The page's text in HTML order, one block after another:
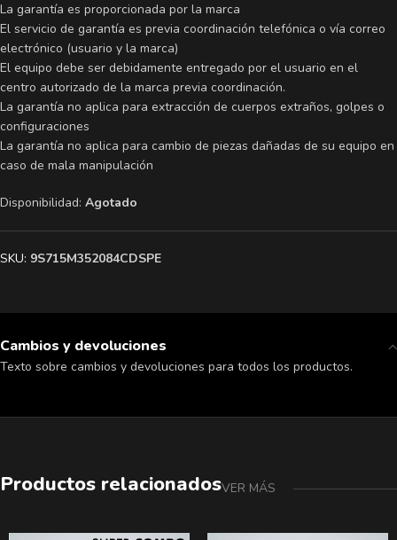
La garantía es proporcionada por la marca
El servicio de garantía es previa coordinación telefónica o vía correo
electrónico (usuario y la marca)
El equipo debe ser debidamente entregado por el usuario en el
centro autorizado de la marca previa coordinación.
La garantía no aplica para extracción de cuerpos extraños, golpes o
configuraciones
La garantía no aplica para cambio de piezas dañadas de su equipo en
caso de mala manipulación
Disponibilidad: Agotado
SKU: 9S715M352084CDSPE
Cambios y devoluciones
Texto sobre cambios y devoluciones para todos los productos.
Productos relacionadosVER MÁS